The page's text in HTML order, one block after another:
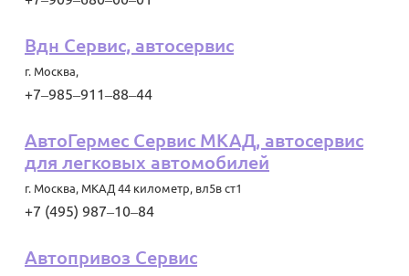
Вдн Сервис, автосервис
г. Москва,
+7‒985‒911‒88‒44
АвтоГермес Сервис МКАД, автосервис
для легковых автомобилей
г. Москва, МКАД 44 километр, вл5в ст1
+7 (495) 987‒10‒84
Автопривоз Сервис